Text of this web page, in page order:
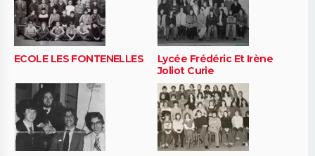
ECOLE LES FONTENELLES
Lycée Frédéric Et Irène
Joliot Curie